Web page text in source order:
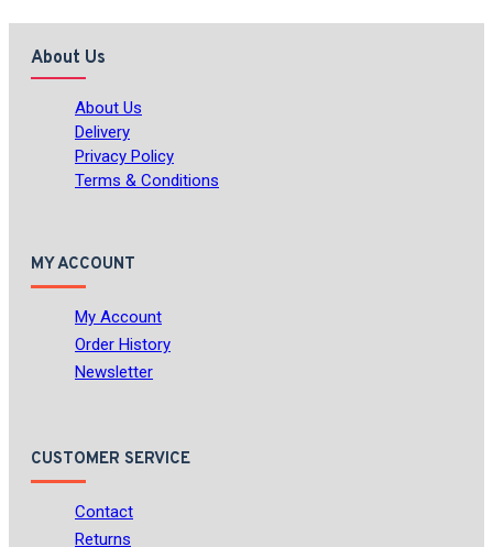
About Us
About Us
Delivery
Privacy Policy
Terms & Conditions
MY ACCOUNT
My Account
Order History
Newsletter
CUSTOMER SERVICE
Contact
Returns